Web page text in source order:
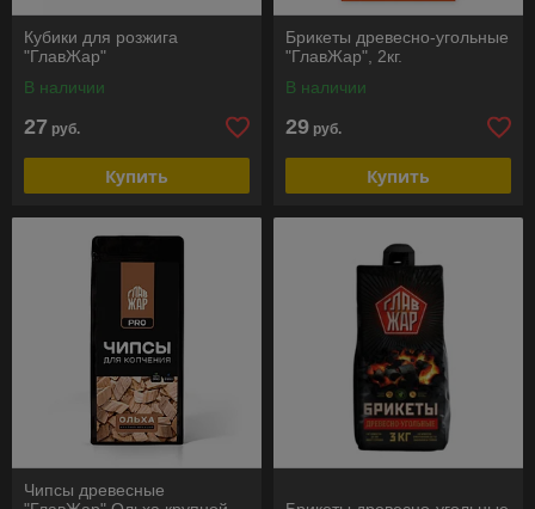
Кубики для розжига
"ГлавЖар"
В наличии
27 руб.
Купить
Брикеты древесно-угольные
"ГлавЖар", 2кг.
В наличии
29 руб.
Купить
Чипсы древесные